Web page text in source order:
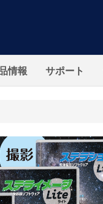
情報 サポート